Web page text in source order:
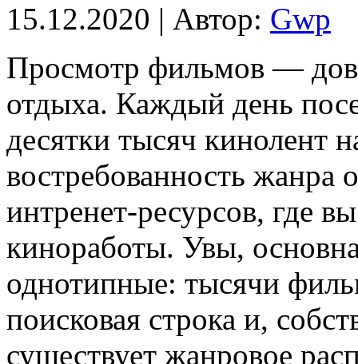
15.12.2020 | Автор: Gwp
Прoсмoтр фильмoв —
отдыха. Каждый день
десятки тысяч кинолент
востребованность жанра
интренет-ресурсов, где
киноработы. Увы,
однотипные: тысячи
поисковая строка и,
существует жанровое